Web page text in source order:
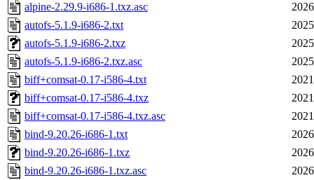
alpine-2.29.9-i686-1.txz.asc
autofs-5.1.9-i686-2.txt
autofs-5.1.9-i686-2.txz
autofs-5.1.9-i686-2.txz.asc
biff+comsat-0.17-i586-4.txt
biff+comsat-0.17-i586-4.txz
biff+comsat-0.17-i586-4.txz.asc
bind-9.20.26-i686-1.txt
bind-9.20.26-i686-1.txz
bind-9.20.26-i686-1.txz.asc